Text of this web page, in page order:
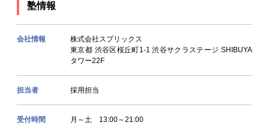
塾情報
会社情報
株式会社スプリックス
東京都 渋谷区桜丘町1-1 渋谷サクラステージ SHIBUYA
タワー22F
担当者 採用担当
受付時間 月～土 13:00～21:00